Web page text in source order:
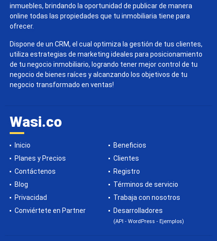
inmuebles, brindando la oportunidad de publicar de manera
online todas las propiedades que tu inmobiliaria tiene para
ofrecer.
Dispone de un CRM, el cual optimiza la gestión de tus clientes,
utiliza estrategias de marketing ideales para posicionamiento
de tu negocio inmobiliario, logrando tener mejor control de tu
negocio de bienes raíces y alcanzando los objetivos de tu
negocio transformado en ventas!
Wasi.co
Inicio
Beneficios
Planes y Precios
Clientes
Contáctenos
Registro
Blog
Términos de servicio
Privacidad
Trabaja con nosotros
Conviértete en Partner
Desarrolladores
(API - WordPress - Ejemplos)